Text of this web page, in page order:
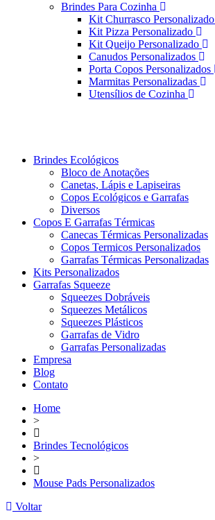
Brindes Para Cozinha
Kit Churrasco Personalizado
Kit Pizza Personalizado
Kit Queijo Personalizado
Canudos Personalizados
Porta Copos Personalizados
Marmitas Personalizadas
Utensílios de Cozinha
Brindes Ecológicos
Bloco de Anotações
Canetas, Lápis e Lapiseiras
Copos Ecológicos e Garrafas
Diversos
Copos E Garrafas Térmicas
Canecas Térmicas Personalizadas
Copos Termicos Personalizados
Garrafas Térmicas Personalizadas
Kits Personalizados
Garrafas Squeeze
Squeezes Dobráveis
Squeezes Metálicos
Squeezes Plásticos
Garrafas de Vidro
Garrafas Personalizadas
Empresa
Blog
Contato
Home
>
Brindes Tecnológicos
>
Mouse Pads Personalizados
Voltar